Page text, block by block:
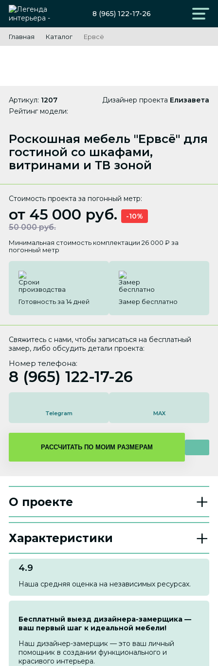
8 (965) 122-17-26
Главная Каталог Ервсё
Артикул: 1207
Рейтинг модели:
Дизайнер проекта Елизавета
Роскошная мебель "Ервсё" для
гостиной со шкафами,
витринами и ТВ зоной
Стоимость проекта за погонный метр:
от 45 000 руб. -10%
50 000 руб.
Минимальная стоимость комплектации 26 000 ₽ за
погонный метр
Готовность за 14 дней Замер бесплатно
Свяжитесь с нами, чтобы записаться на бесплатный
замер, либо обсудить детали проекта:
Номер телефона:
8 (965) 122-17-26
Telegram MAX
О проекте
Характеристики
4.9
Наша средняя оценка на независимых ресурсах.
Бесплатный выезд дизайнера-замерщика —
ваш первый шаг к идеальной мебели!
Наш дизайнер-замерщик — это ваш личный
помощник в создании функционального и
красивого интерьера.